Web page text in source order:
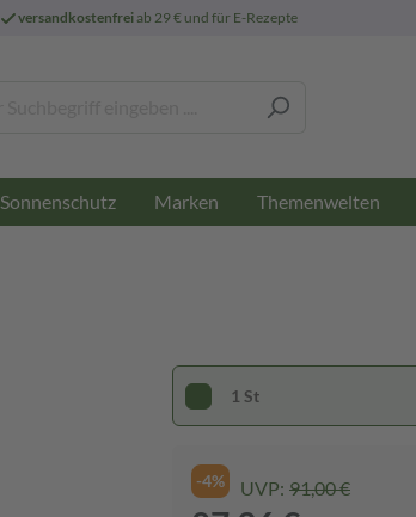
versandkostenfreiab 29 € und für E-Rezepte
Sonnenschutz Marken Themenwelten
1 St
-4% UVP: 91,00 €